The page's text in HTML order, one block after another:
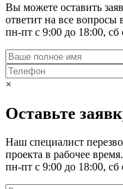
Вы можете оставить
ответит на все
пн-пт с 9:00 до 18:00, сб
×
Оставьте
Наш специалист
проекта в рабочее
пн-пт с 9:00 до 18:00, сб